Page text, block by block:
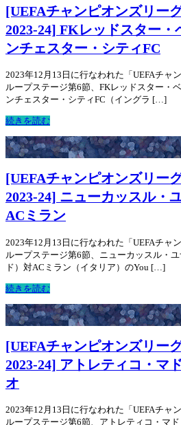
[UEFAチャンピオンズリー
2023-24] FKレッドスター・
ンチェスター・シティFC
2023年12月13日に行なわれた「UEFAチャ
ループステージ第6節、FKレッドスター・
ンチェスター・シティFC（イングラ […]
続きを読む
[UEFAチャンピオンズリー
2023-24] ニューカッスル・
ACミラン
2023年12月13日に行なわれた「UEFAチャ
ループステージ第6節、ニューカッスル・
ド）対ACミラン（イタリア）のYou […]
続きを読む
[UEFAチャンピオンズリー
2023-24] アトレティコ・マ
オ
2023年12月13日に行なわれた「UEFAチャ
ループステージ第6節、アトレティコ・マ